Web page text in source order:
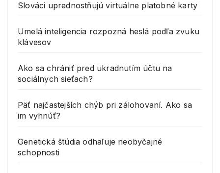
Slováci uprednostňujú virtuálne platobné karty
Umelá inteligencia rozpozná heslá podľa zvuku
klávesov
Ako sa chrániť pred ukradnutím účtu na
sociálnych sieťach?
Päť najčastejších chýb pri zálohovaní. Ako sa
im vyhnúť?
Genetická štúdia odhaľuje neobyčajné
schopnosti